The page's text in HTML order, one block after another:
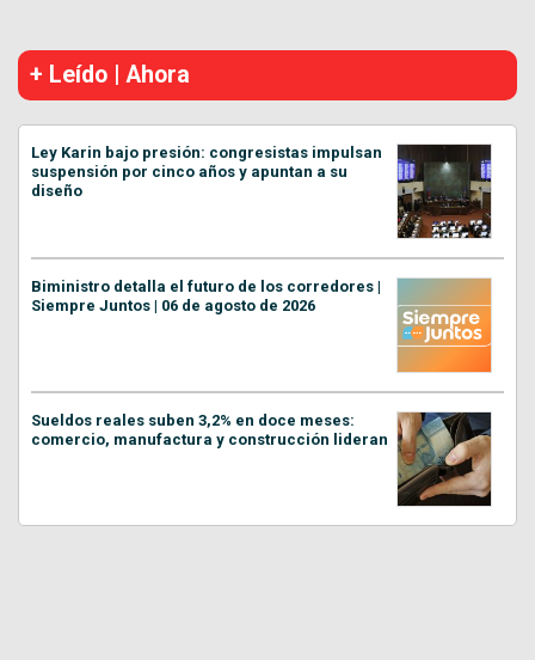
+ Leído | Ahora
Ley Karin bajo presión: congresistas impulsan
suspensión por cinco años y apuntan a su
diseño
Biministro detalla el futuro de los corredores |
Siempre Juntos | 06 de agosto de 2026
Sueldos reales suben 3,2% en doce meses:
comercio, manufactura y construcción lideran